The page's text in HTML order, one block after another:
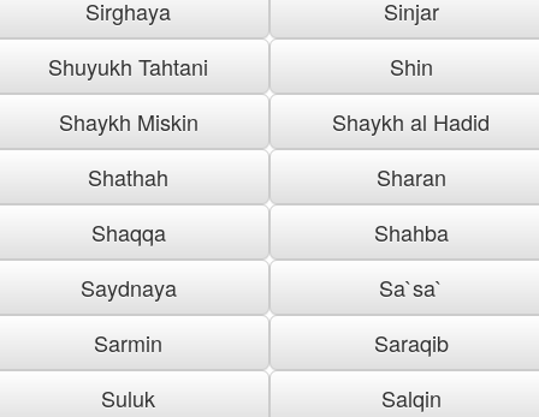
Sirghaya
Sinjar
Shuyukh Tahtani
Shin
Shaykh Miskin
Shaykh al Hadid
Shathah
Sharan
Shaqqa
Shahba
Saydnaya
Sa`sa`
Sarmin
Saraqib
Suluk
Salqin